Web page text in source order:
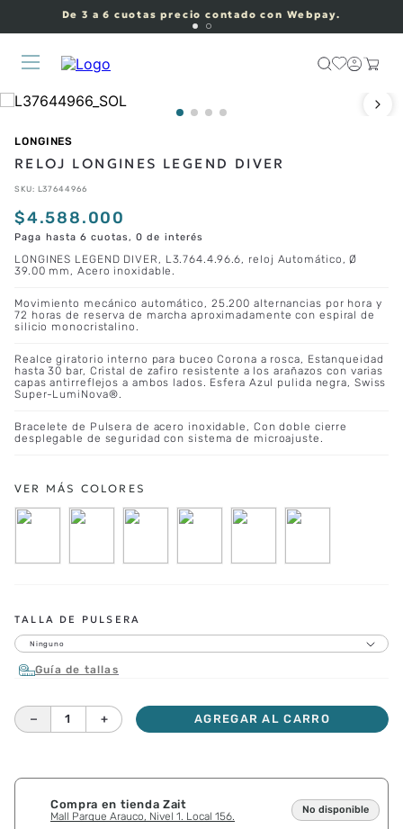
De 3 a 6 cuotas precio contado con Webpay.
LONGINES
RELOJ LONGINES LEGEND DIVER
SKU: L37644966
$4.588.000
Paga hasta 6 cuotas, 0 de interés
LONGINES LEGEND DIVER, L3.764.4.96.6, reloj Automático, Ø
39.00 mm, Acero inoxidable.
Movimiento mecánico automático, 25.200 alternancias por hora y
72 horas de reserva de marcha aproximadamente con espiral de
silicio monocristalino.
Realce giratorio interno para buceo Corona a rosca, Estanqueidad
hasta 30 bar, Cristal de zafiro resistente a los arañazos con varias
capas antirreflejos a ambos lados. Esfera Azul pulida negra, Swiss
Super-LumiNova®.
Bracelete de Pulsera de acero inoxidable, Con doble cierre
desplegable de seguridad con sistema de microajuste.
TALLA DE PULSERA
Ninguno
Guía de tallas
＋
－ AGREGAR AL CARRO
Compra en tienda Zait
Mall Parque Arauco, Nivel 1. Local 156.
No disponible